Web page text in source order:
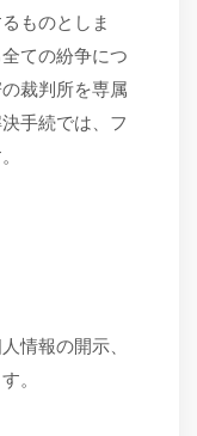
ものとしま
ての紛争につ
裁判所を専属
手続では、フ
情報の開示、
。